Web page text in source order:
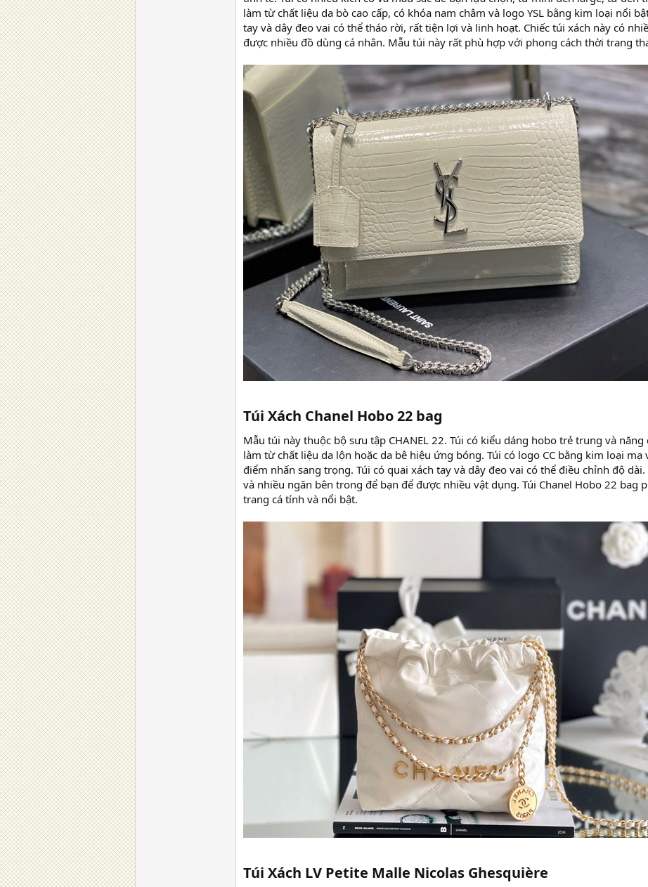
làm từ chất liệu da bò cao cấp, có khóa nam châm và logo YSL bằng kim loại nổi
tay và dây đeo vai có thể tháo rời, rất tiện lợi và linh hoạt. Chiếc túi xách này có
được nhiều đồ dùng cá nhân. Mẫu túi này rất phù hợp với phong cách thời trang
Túi Xách Chanel Hobo 22 bag​
Mẫu túi này thuộc bộ sưu tập CHANEL 22. Túi có kiểu dáng hobo trẻ trung và
làm từ chất liệu da lộn hoặc da bê hiệu ứng bóng. Túi có logo CC bằng kim loại
điểm nhấn sang trọng. Túi có quai xách tay và dây đeo vai có thể điều chỉnh độ
và nhiều ngăn bên trong để bạn để được nhiều vật dụng. Túi Chanel Hobo 22 bag
trang cá tính và nổi bật.
Túi Xách LV Petite Malle Nicolas Ghesquière​